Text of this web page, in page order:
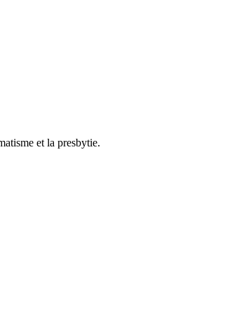
et la presbytie.